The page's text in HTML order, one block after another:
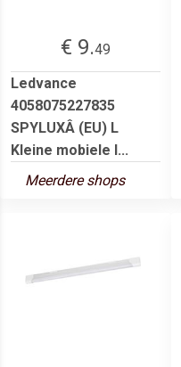
€ 9.49
Ledvance
4058075227835
SPYLUXÂ (EU) L
Kleine mobiele l...
Meerdere shops